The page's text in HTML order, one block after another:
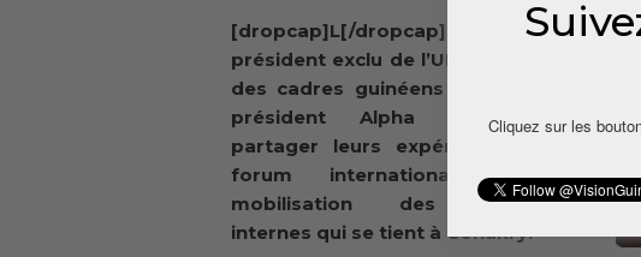
[dropcap]L[/dropcap]e vice-
président exclu de l’UFDG fait partie
des cadres guinéens choisis par le
président Alpha Condé pour
partager leurs expériences au au
forum international pour la
mobilisation des ressources
internes qui se tient à Conakry.
Cliquez sur les